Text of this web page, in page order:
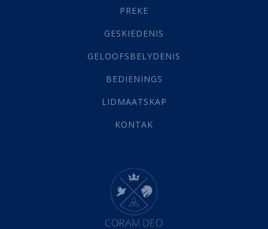
(21)
Grys Areas(4)
Lewensdoel(3)
Selfondersoek(1)
Werk(22)
(142)
Hemel (31)
Israel (14)
Millennium(1)
Oordeelsdag(19)
PREKE
GESKIEDENIS
GELOOFSBELYDENIS
BEDIENINGS
LIDMAATSKAP
KONTAK